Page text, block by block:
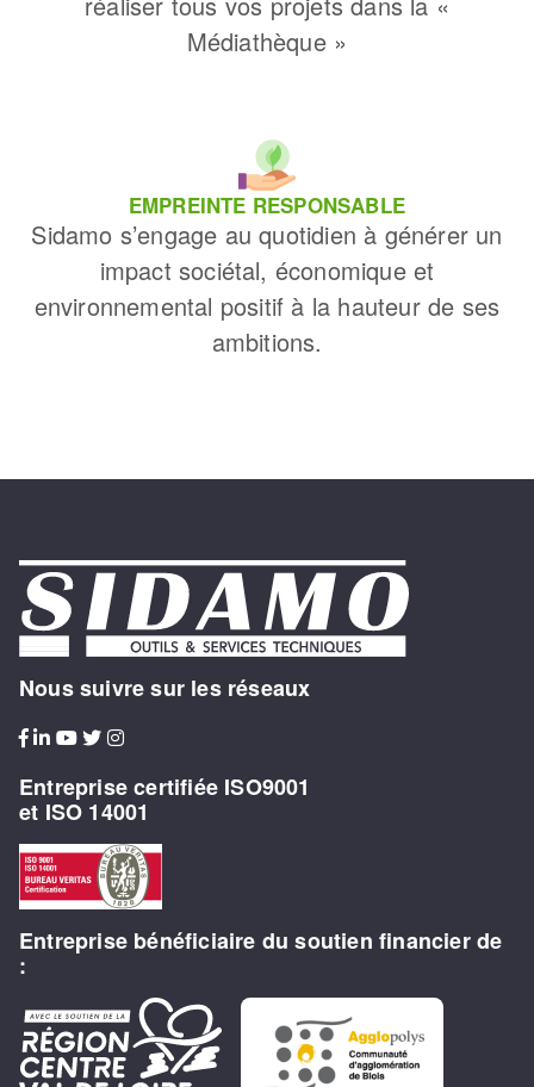
Médiathèque »
EMPREINTE RESPONSABLE
Sidamo s’engage au quotidien à générer un
impact sociétal, économique et
environnemental positif à la hauteur de ses
ambitions.
Nous suivre sur les réseaux
Entreprise certifiée ISO9001
et ISO 14001
Entreprise bénéficiaire du soutien financier de
: